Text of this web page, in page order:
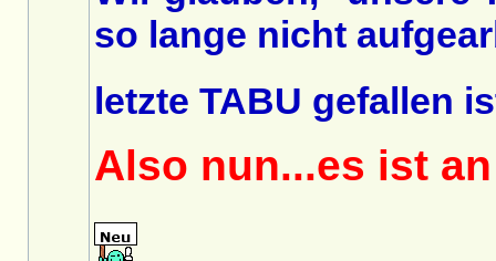
so lange nicht
letzte TABU gefallen
Also nun...es ist